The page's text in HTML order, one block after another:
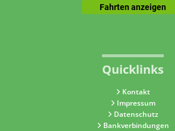
Quicklinks
Kontakt
Impressum
Datenschutz
Bankverbindungen